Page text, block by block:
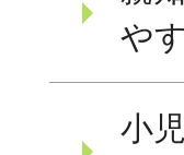
や
小